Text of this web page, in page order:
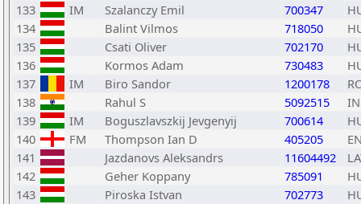
133
IM Szalanczy Emil 700347
134
Balint Vilmos 718050
135
Csati Oliver 702170
136
Kormos Adam 730483
137
IM Biro Sandor 1200178
138
Rahul S 5092515
139
IM Boguszlavszkij Jevgenyij 700614
140
FM Thompson Ian D 405205
141
Jazdanovs Aleksandrs 11604492
142
Geher Koppany 785091
143
Piroska Istvan 702773